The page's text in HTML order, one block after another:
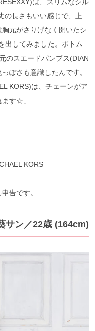
は、スリムなシル
の長さもいい感じで、上
元がさりげなく開いたシ
出してみました。ボトム
のスエードパンプス(DIAN
ぽさも意識したんです。
KORS)は、チェーンがア
す☆」
KORS
告です。
サン ／22歳 (164cm)